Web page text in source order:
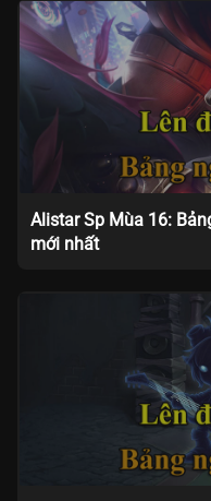
Alistar Sp Mùa 16:
mới nhất